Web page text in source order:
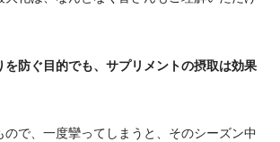
を防ぐ目的でも、サプリメントの摂取は効果
ので、一度攣ってしまうと、そのシーズン中